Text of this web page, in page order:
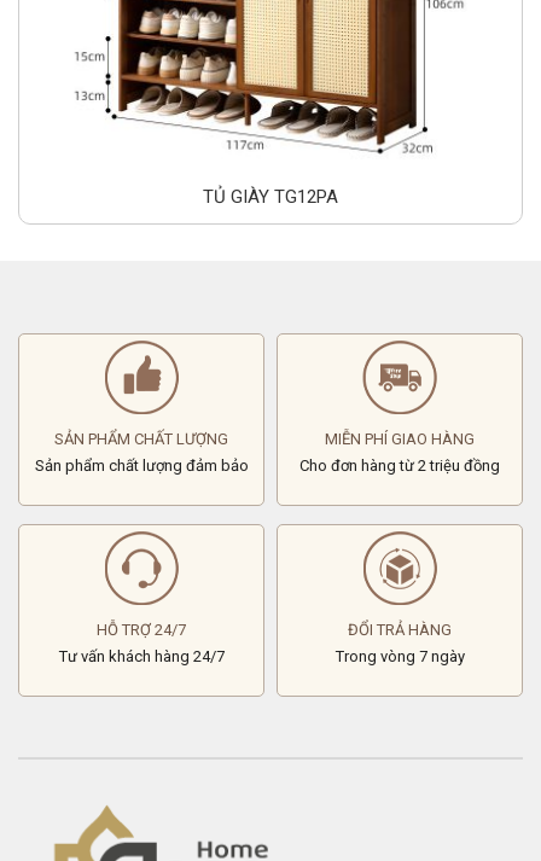
TỦ GIÀY TG12PA
SẢN PHẨM CHẤT LƯỢNG
Sản phẩm chất lượng đảm bảo
MIỄN PHÍ GIAO HÀNG
Cho đơn hàng từ 2 triệu đồng
HỖ TRỢ 24/7
Tư vấn khách hàng 24/7
ĐỔI TRẢ HÀNG
Trong vòng 7 ngày